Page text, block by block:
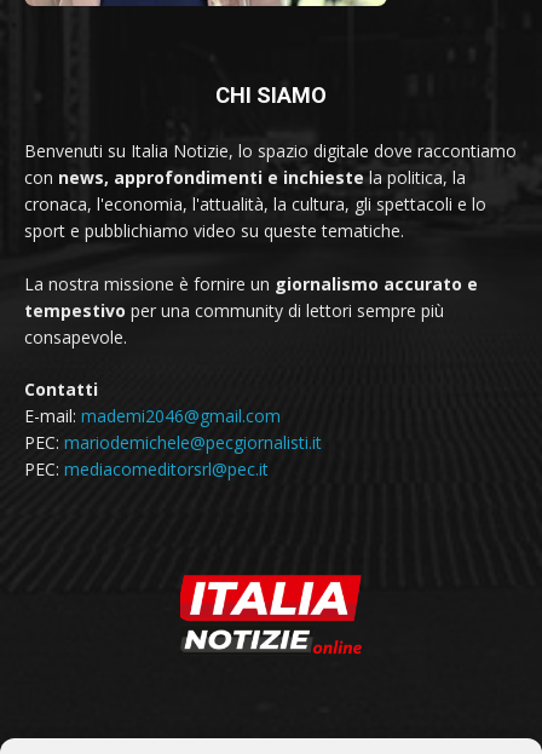
CHI SIAMO
Benvenuti su Italia Notizie, lo spazio digitale dove raccontiamo
con news, approfondimenti e inchieste la politica, la
cronaca, l'economia, l'attualità, la cultura, gli spettacoli e lo
sport e pubblichiamo video su queste tematiche.
La nostra missione è fornire un giornalismo accurato e
tempestivo per una community di lettori sempre più
consapevole.
Contatti
E-mail: mademi2046@gmail.com
PEC: mariodemichele@pecgiornalisti.it
PEC: mediacomeditorsrl@pec.it